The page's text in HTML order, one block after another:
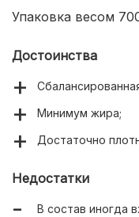
Упаковка весом
Достоинства
Минимум жира;
Достаточно
Недостатки
В состав иногда